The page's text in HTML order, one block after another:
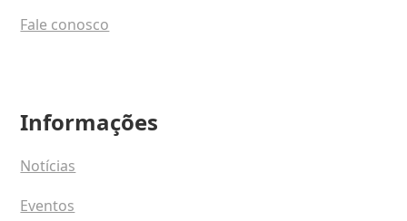
Fale conosco
Informações
Notícias
Eventos